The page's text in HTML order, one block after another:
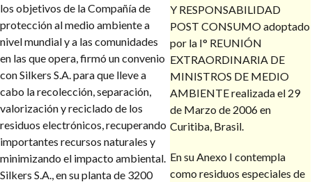
Y RESPONSABILIDAD
POST CONSUMO adoptado
por la I° REUNIÓN
EXTRAORDINARIA DE
MINISTROS DE MEDIO
AMBIENTE realizada el 29
de Marzo de 2006 en
Curitiba, Brasil.
En su Anexo I contempla
como residuos especiales de
los objetivos de la Compañía de
protección al medio ambiente a
nivel mundial y a las comunidades
en las que opera, firmó un convenio
con Silkers S.A. para que lleve a
cabo la recolección, separación,
valorización y reciclado de los
residuos electrónicos, recuperando
importantes recursos naturales y
minimizando el impacto ambiental.
Silkers S.A., en su planta de 3200